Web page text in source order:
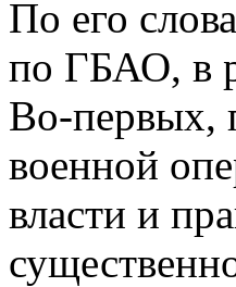
По его
по ГБАО, в
Во-первых,
военной
власти и